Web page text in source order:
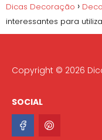
Dicas Decoração
interessantes para
Copyright © 2026
SOCIAL